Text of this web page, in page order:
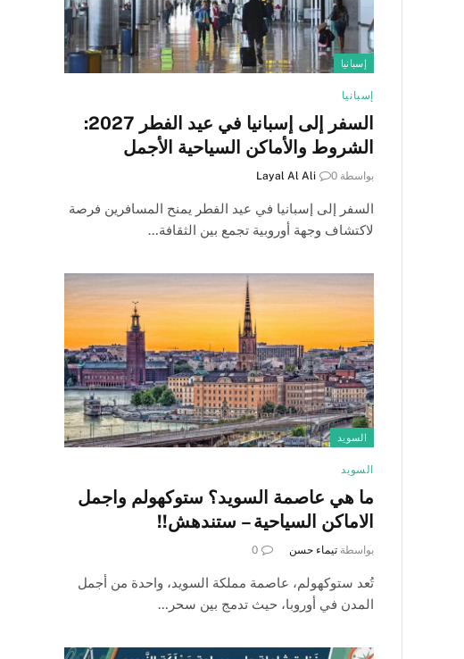
إسبانيا
إسبانيا
السفر إلى إسبانيا في عيد الفطر 2027:
الشروط والأماكن السياحية الأجمل
بواسطة Layal Al Ali 0
السفر إلى إسبانيا في عيد الفطر يمنح المسافرين فرصة
لاكتشاف وجهة أوروبية تجمع بين الثقافة…
السويد
السويد
ما هي عاصمة السويد؟ ستوكهولم واجمل
الاماكن السياحية – ستندهش!!
بواسطة تيماء حسن 0
تُعد ستوكهولم، عاصمة مملكة السويد، واحدة من أجمل
المدن في أوروبا، حيث تدمج بين سحر…